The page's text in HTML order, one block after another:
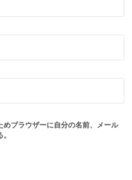
ブラウザーに自分の名前、メール